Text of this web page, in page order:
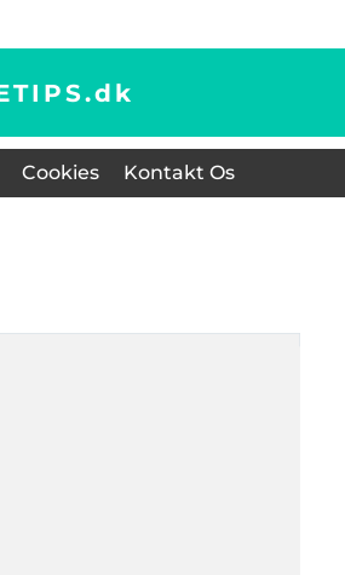
dk
Cookies Kontakt Os